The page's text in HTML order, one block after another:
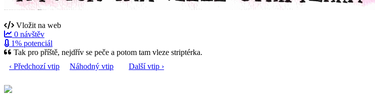
Vložit na web
0 návštěv
1% potenciál
Tak pro příště, nejdřív se peče a potom tam vleze striptérka.
‹ Předchozí vtip
Náhodný vtip Další vtip ›